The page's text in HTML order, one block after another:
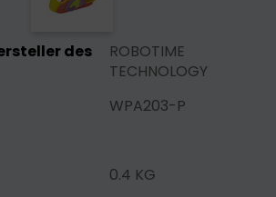
des
ROBOTIME
TECHNOLOGY
WPA203-P
0.4 KG